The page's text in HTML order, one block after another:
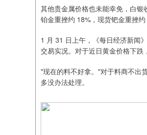
其他贵金属价格也未能幸免，白
铂金重挫约 18%，现货钯金重挫约
1 月 31 日上午，《每日经济新闻
交易实况。对于近日黄金价格下跌
"现在的料不好拿。"对于料商不出
多没办法处理。